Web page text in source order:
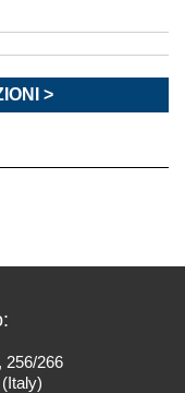
>
256/266